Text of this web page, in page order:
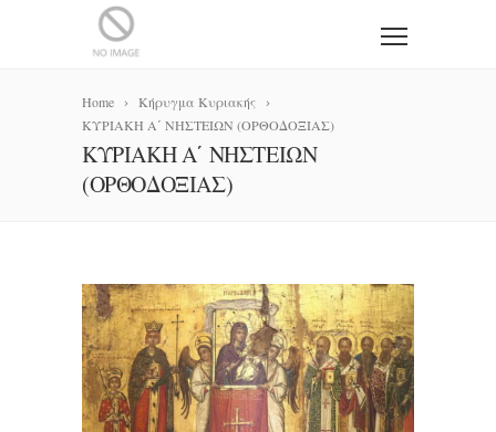
Home
Κήρυγμα Κυριακής
ΚΥΡΙΑΚΗ Α΄ ΝΗΣΤΕΙΩΝ (ΟΡΘΟΔΟΞΙΑΣ)
ΚΥΡΙΑΚΗ Α΄ ΝΗΣΤΕΙΩΝ
(ΟΡΘΟΔΟΞΙΑΣ)